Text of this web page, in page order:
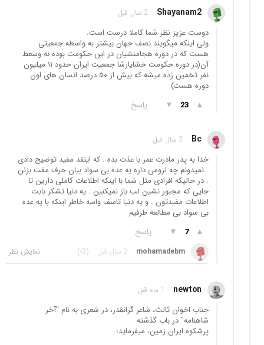
Shayanam2 2 سال قبل
دوست عزیز نظر شما کاملا درست است.
ولی اینکه میگویند نصف جهان بیشتر به واسطه جمعیتی
هست که در دوره هجامنشیان در این حکومت بوده نه وسعط
آن(در دوره حکومت خشایارشا جمعیت ایران حدود ۱۱ میلیون
نفر تخمین زده میشه که بیش از ۵۰ درصد انسان های اون
دوره هست)
▲
23
▼ پاسخ
Bc 2 سال قبل
خدا به پدر مادرت عمر با عذت بده . که اینقد مفید توضیح دادی
. نمیدونم چه لزومی داره یه عده بی سواد بیان حرف مفت بزنن
. در حالیکه افرادی مثل شما با اینکه اطلاعات کاملی دارین تا
جایی که مجبور نشین لب باز نمیکنین . یه دنیا تشکر بابت
اطلاعات مفیدتون . و یه دنیا تاسف واسه خاطر اینکه با یه عده
بی سواد بی مطالعه طرفیم
▲
7
▼ پاسخ
mohamadebm 2 سال قبل (-3)
newton 1 ماه قبل
جناب اخوان ثالث، شاعر گرانقدر، در شعری به نام "آخر
شاهنامه" در باب گذشته
پرشکوه ایران زمین، میفرماید؛